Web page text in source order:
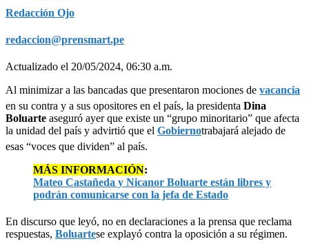
Redacción Ojo
redaccion@prensmart.pe
Actualizado el 20/05/2024, 06:30 a.m.
Al minimizar a las bancadas que presentaron mociones de vacancia
en su contra y a sus opositores en el país, la presidenta Dina
Boluarte aseguró ayer que existe un “grupo minoritario” que afecta
la unidad del país y advirtió que el Gobiernotrabajará alejado de
esas “voces que dividen” al país.
MÁS INFORMACIÓN:
Mateo Castañeda y Nicanor Boluarte están libres y
podrán comunicarse con la jefa de Estado
En discurso que leyó, no en declaraciones a la prensa que reclama
respuestas, Boluartese explayó contra la oposición a su régimen.